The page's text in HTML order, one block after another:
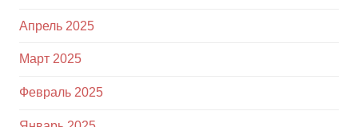
Апрель 2025
Март 2025
Февраль 2025